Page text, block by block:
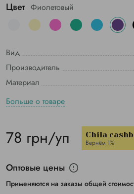
Цвет Фиолетовый
Вид
Производитель
Материал
Больше о товаре
78 грн/уп Chila
Вернём 1%
Оптовые цены
Применяются на заказы общей